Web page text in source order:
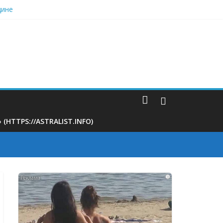
ASTRALIST.INFO)
i